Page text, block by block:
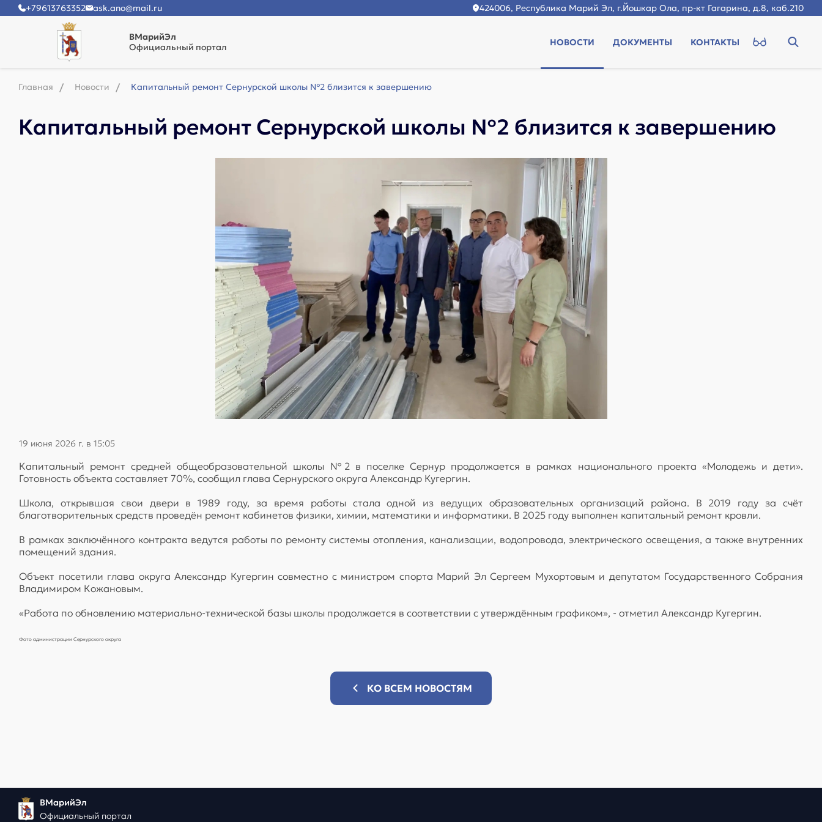
+79613763352 ask.ano@mail.ru 424006, Республика Марий Эл, г.Йошкар Ола, пр-кт Гагарина, д.8, каб.210
ВМарийЭл
Официальный портал
НОВОСТИ ДОКУМЕНТЫ КОНТАКТЫ
Главная Новости Капитальный ремонт Сернурской школы №2 близится к завершению
Капитальный ремонт Сернурской школы №2 близится к завершению
19 июня 2026 г. в 15:05
Капитальный ремонт средней общеобразовательной школы №2 в поселке Сернур продолжается в рамках национального проекта «Молодежь и дети».
Готовность объекта составляет 70%, сообщил глава Сернурского округа Александр Кугергин.
Школа, открывшая свои двери в 1989 году, за время работы стала одной из ведущих образовательных организаций района. В 2019 году за счёт
благотворительных средств проведён ремонт кабинетов физики, химии, математики и информатики. В 2025 году выполнен капитальный ремонт кровли.
В рамках заключённого контракта ведутся работы по ремонту системы отопления, канализации, водопровода, электрического освещения, а также внутренних
помещений здания.
Объект посетили глава округа Александр Кугергин совместно с министром спорта Марий Эл Сергеем Мухортовым и депутатом Государственного Собрания
Владимиром Кожановым.
«Работа по обновлению материально-технической базы школы продолжается в соответствии с утверждённым графиком», - отметил Александр Кугергин.
Фото администрации Сернурского округа
КО ВСЕМ НОВОСТЯМ
ВМарийЭл
Официальный портал